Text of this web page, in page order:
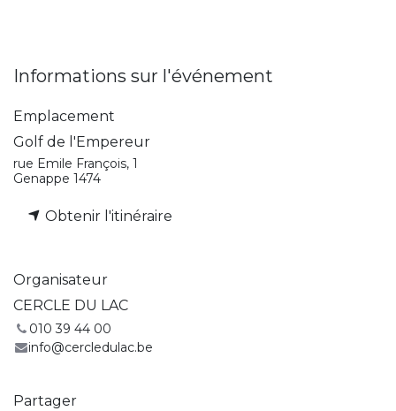
Informations sur l'événement
Emplacement
Golf de l'Empereur
rue Emile François, 1
Genappe 1474
Obtenir l'itinéraire
Organisateur
CERCLE DU LAC
010 39 44 00
info@cercledulac.be
Partager